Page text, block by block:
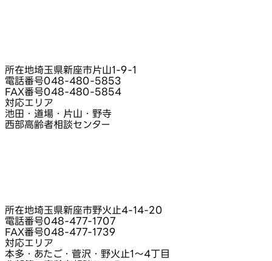
所在地埼玉県新座市片山1‑9‑1
電話番号048-480-5853
FAX番号048-480-5854
対応エリア
池田・道場・片山・野寺
西部高齢者相談センター
所在地埼玉県新座市野火止4‑14‑20
電話番号048-477-1707
FAX番号048-477-1739
対応エリア
本多・あたご・菅沢・野火止1〜4丁目